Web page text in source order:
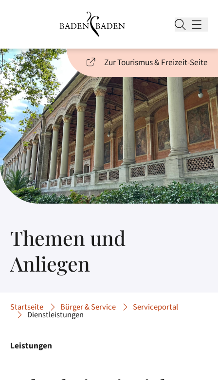
Zur Tourismus & Freizeit-Seite
Themen und
Anliegen
Startseite Bürger & Service Serviceportal
Dienstleistungen
Leistungen